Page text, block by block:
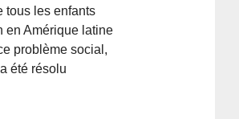
tous les enfants
en Amérique latine
problème social,
été résolu